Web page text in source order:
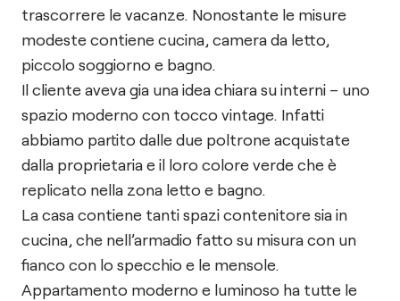
trascorrere le vacanze. Nonostante le misure
modeste contiene cucina, camera da letto,
piccolo soggiorno e bagno.
Il cliente aveva gia una idea chiara su interni – uno
spazio moderno con tocco vintage. Infatti
abbiamo partito dalle due poltrone acquistate
dalla proprietaria e il loro colore verde che è
replicato nella zona letto e bagno.
La casa contiene tanti spazi contenitore sia in
cucina, che nell’armadio fatto su misura con un
fianco con lo specchio e le mensole.
Appartamento moderno e luminoso ha tutte le